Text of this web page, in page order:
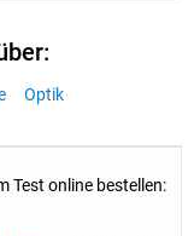
Optik
Test online bestellen: